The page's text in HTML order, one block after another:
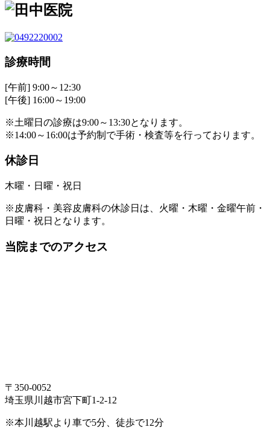
診療時間
[午前] 9:00～12:30
[午後] 16:00～19:00
※土曜日の診療は9:00～13:30となります。
※14:00～16:00は予約制で手術・検査等を行っております。
休診日
木曜・日曜・祝日
※皮膚科・美容皮膚科の休診日は、火曜・木曜・金曜午前・
日曜・祝日となります。
当院までのアクセス
〒350-0052
埼玉県川越市宮下町1-2-12
※本川越駅より車で5分、徒歩で12分